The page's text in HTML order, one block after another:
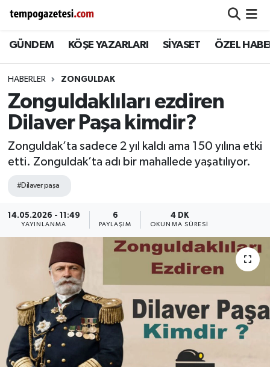
GÜNDEM KÖŞE YAZARLARI SİYASET ÖZEL
HABERLER ZONGULDAK
Zonguldaklıları ezdiren
Dilaver Paşa kimdir?
Zonguldak’ta sadece 2 yıl kaldı ama 150 yılına etki
etti. Zonguldak’ta adı bir mahallede yaşatılıyor.
#Dilaver paşa
14.05.2026 - 11:49
YAYINLANMA
6
PAYLAŞIM
4 DK
OKUNMA SÜRESI
Alaplı
Çaycuma
Devrek
Gökçebey
Kilimli
Kozlu
Siyaset
SPOR
YAŞAM
Zonguldak Nöbetçi Eczaneler
Zonguldak Hava Durumu
Zonguldak Namaz Vakitleri
Süper Lig Puan Durumu ve Fikstür
Son Dakika Haberleri
Haber Arşivi